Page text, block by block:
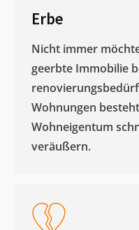
Erbe
Nicht immer
geerbte Immobilie
Wohnungen
Wohneigentum
veräußern. ​